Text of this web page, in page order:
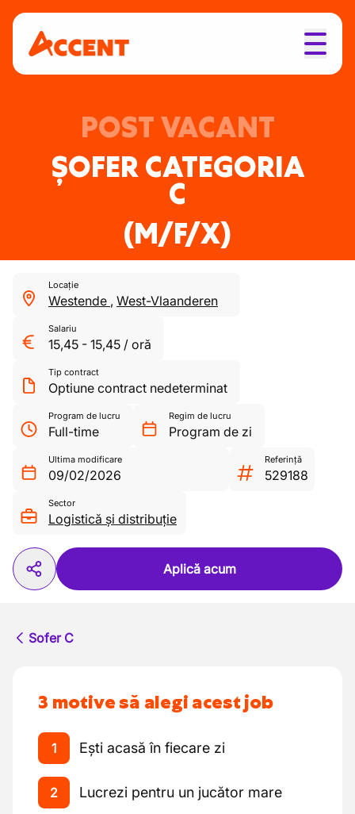
POST VACANT
ȘOFER CATEGORIA
C
(M/F/X)
Locație
Westende , West-Vlaanderen
Salariu
15,45 - 15,45 / oră
Tip contract
Optiune contract nedeterminat
Program de lucru
Full-time
Regim de lucru
Program de zi
Ultima modificare
09/02/2026
Referință
529188
Sector
Logistică și distribuție
Aplică acum
Sofer C
3 motive să alegi acest job
1 Ești acasă în fiecare zi
2 Lucrezi pentru un jucător mare